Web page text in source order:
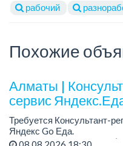
рабочий
Похожие
Алматы |
сервис
Требуется Консультант-
Яндекс Go Еда.
Условия: работа в офисе